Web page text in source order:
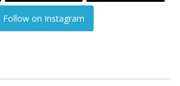
Follow on Instagram